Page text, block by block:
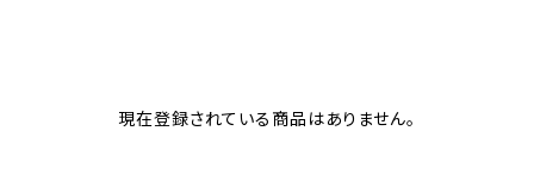
現在登録されている商品はありません。